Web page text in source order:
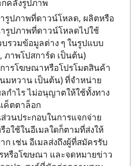
คลังรูปภาพ
รูปภาพที่ดาวน์โหลด, ผลิตหรือ
รูปภาพที่ดาวน์โหลดไปใช้
บรวมข้อมูลต่าง ๆ ในรูปแบบ
าพโปสการ์ด เป็นต้น)
ารโฆษณาหรือโปรโมตสินค้า
มหวาน เป็นต้น) ที่จำหน่าย
กำไร ไม่อนุญาตให้ใช้ทั้งทาง
ค็ตตาล็อก
วนประกอบในการแจกจ่าย
อใช้ในอีเมลใดก็ตามที่ส่งให้
เช่น อีเมลส่งถึงผู้ที่สมัครรับ
หรือโฆษณา และจดหมายข่าว